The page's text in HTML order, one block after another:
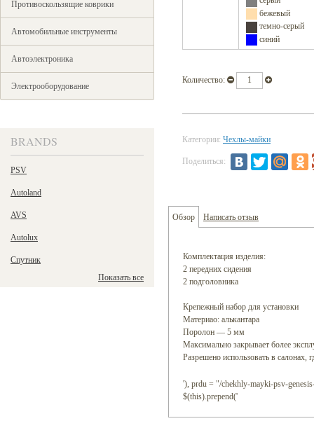
Противоскользящие коврики
Автомобильные инструменты
Автоэлектроника
Электрооборудование
BRANDS
PSV
Autoland
AVS
Autolux
Спутник
Показать все
бежевый
темно-серый
синий
Количество:
Категории: Чехлы-майки
Поделиться:
Обзор Написать отзыв
Комплектация изделия:
2 передних сидения
2 подголовника
Крепежный набор для установки
Материао: алькантара
Поролон — 5 мм
Максимально закрывает более
Разрешено использовать в салонах,
'), prdu = "/chekhly-mayki-psv-
$(this).prepend('